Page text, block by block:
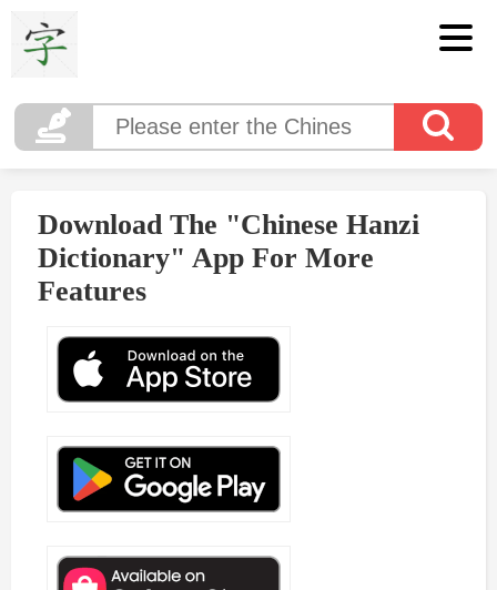
Download The "Chinese Hanzi
Dictionary" App For More
Features